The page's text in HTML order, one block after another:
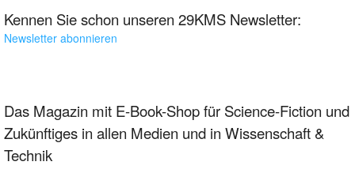
Kennen Sie schon unseren 29KMS Newsletter:
Newsletter abonnieren
Das Magazin mit E-Book-Shop für Science-Fiction und
Zukünftiges in allen Medien und in Wissenschaft &
Technik